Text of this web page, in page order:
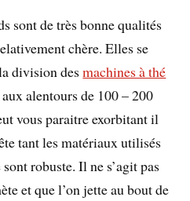
sont de très bonne qualités
chère. Elles se
division desmachines à thé
alentours de 100 – 200
vous paraitre exorbitant il
tant les matériaux utilisés
robuste. Il ne s’agit pas
et que l’on jette au bout de